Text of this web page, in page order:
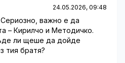
24.05.2026, 09:48
Сериозно, важно е да
– Кирилчо и Методичко.
ли щеше да дойде
тия братя?